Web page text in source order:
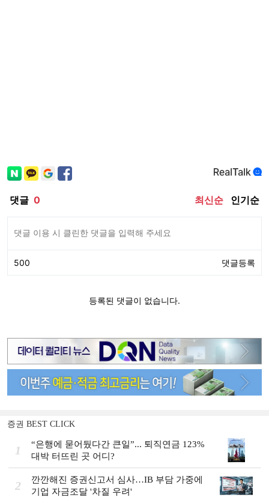
증권 BEST CLICK
1
“은행에 묻어뒀다간 큰일”... 퇴직연금 123%
대박 터뜨린 곳 어디?
2
깐깐해진 증권신고서 심사…IB 부담 가중에
기업 자금조달 '차질 우려'